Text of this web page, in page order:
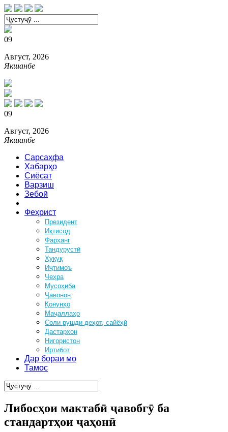
09
Август, 2026
Якшанбе
09
Август, 2026
Якшанбе
Сарсаҳфа
Хабарҳо
Сиёсат
Варзиш
Зебоӣ
Феҳрист
Президент
Иқтисод
Фарҳанг
Тандурустӣ
Ҳуқуқ
Иҷтимоъ
Чеҳра
Мусоҳиба
Ҷавонон
Қонунҳо
Маҷаллаҳо
Соли рушди деҳот, сайёҳӣ
Дастархон
Нигористон
Иртибот
Дар бораи мо
Тамос
Либосҳои мактабӣ ҷавобгӯ ба
стандартҳои ҷаҳонӣ